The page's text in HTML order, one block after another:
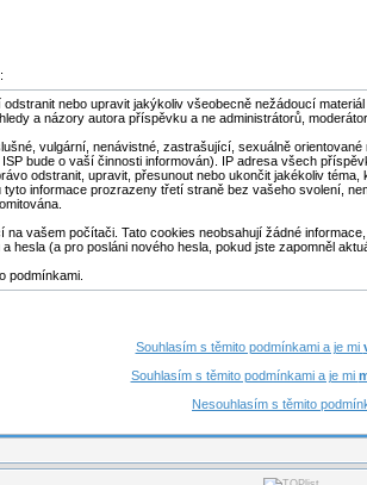
nebo upravit jakýkoliv všeobecně nežádoucí
a názory autora příspěvku a ne administrátorů,
vulgární, nenávistné, zastrašující, sexuálně
bude o vaší činnosti informován). IP adresa všech
odstranit, upravit, přesunout nebo ukončit jakékoliv
informace prozrazeny třetí straně bez vašeho svolení,
vašem počítači. Tato cookies neobsahují žádné
(a pro posláni nového hesla, pokud jste zapomněl
podmínkami.
Souhlasím s těmito podmínkami a je mi
Souhlasím s těmito podmínkami a je mi
Nesouhlasím s těmito